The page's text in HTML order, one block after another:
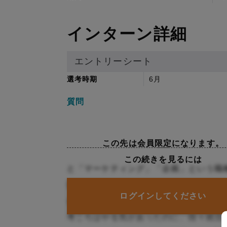
インターン詳細
エントリーシート
選考時期 6月
質問
合商社。第1志望たことの無い人がキャリ
考ころはやる気があったのに、段々就活
この先は会員限定になります。
この続きを見るには
ログインしてください